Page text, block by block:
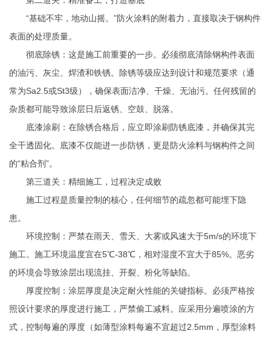
“基础不牢，地动山摇。”防火涂料的附着力，直接取决于钢构件
表面的处理质量。
彻底除锈：这是施工前重要的一步。必须彻底清除钢构件表面
的油污、灰尘、焊渣和铁锈。除锈等级应达到设计和规范要求（通
常为Sa2.5或St3级），确保表面洁净、干燥、无油污。任何残留的
杂质都可能导致涂层日后返锈、空鼓、脱落。
底漆涂刷：在除锈合格后，应立即涂刷防锈底漆，并确保其完
全干透固化。底漆不仅能进一步防锈，更是防火涂料与钢构件之间
的“粘合剂”。
第三道关：精细施工，过程决定成败
施工过程是质量控制的核心，任何细节的疏忽都可能埋下隐
患。
环境控制：严禁在雨天、雪天、大雾或风速大于5m/s的环境下
施工。施工环境温度宜在5℃-38℃，相对湿度不宜大于85%。恶劣
的环境会导致涂层出现流挂、开裂、粉化等缺陷。
厚度控制：涂层厚度是决定耐火性能的关键指标。必须严格按
照设计要求的厚度进行施工，严禁偷工减料。应采用分遍喷涂的方
式，控制每遍的厚度（如薄型涂料每遍不宜超过2.5mm，厚型涂料